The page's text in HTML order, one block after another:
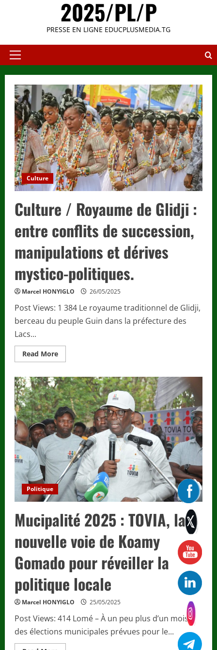
2025/PL/P
PRESSE EN LIGNE EDUCPLUSMEDIA.TG
Primary
Culture
Culture / Royaume de Glidji :
entre conflits de succession,
manipulations et dérives
mystico-politiques.
Marcel HONYIGLO 26/05/2025
Post Views: 1 384 Le royaume traditionnel de Glidji,
berceau du peuple Guin dans la préfecture des
Lacs...
Read MoreRead
more
/
Royaume
de
Glidji
:
entre
conflits
de
succession,
manipulations
dérives
mystico-
politiques.
Politique
Mucipalité 2025 : TOVIA, la
nouvelle voie de Koamy
Gomado pour réveiller la
politique locale
Marcel HONYIGLO 25/05/2025
Post Views: 414 Lomé – À un peu plus d’un mois
des élections municipales prévues pour le...